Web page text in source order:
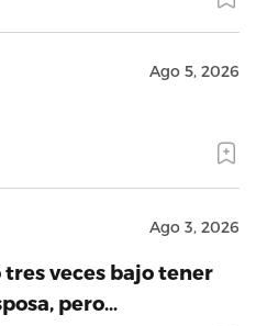
Ago 5, 2026
Ago 3, 2026
tres veces bajo tener
pero…